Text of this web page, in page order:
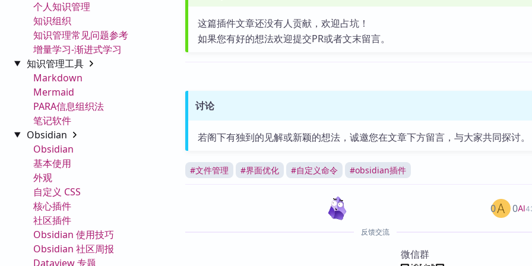
个人知识管理
知识组织
知识管理常见问题参考
增量学习-渐进式学习
知识管理工具
Markdown
Mermaid
PARA信息组织法
笔记软件
Obsidian
Obsidian
基本使用
外观
自定义 CSS
核心插件
社区插件
Obsidian 使用技巧
Obsidian 社区周报
Dataview 专题
这篇插件文章还没有人贡献，欢迎占坑！
如果您有好的想法欢迎提交PR或者文末留言。
讨论
若阁下有独到的见解或新颖的想法，诚邀您在文章下方留言，与大家共同探讨。
#文件管理 #界面优化 #自定义命令 #obsidian插件
AI
0 0
反馈交流
微信群